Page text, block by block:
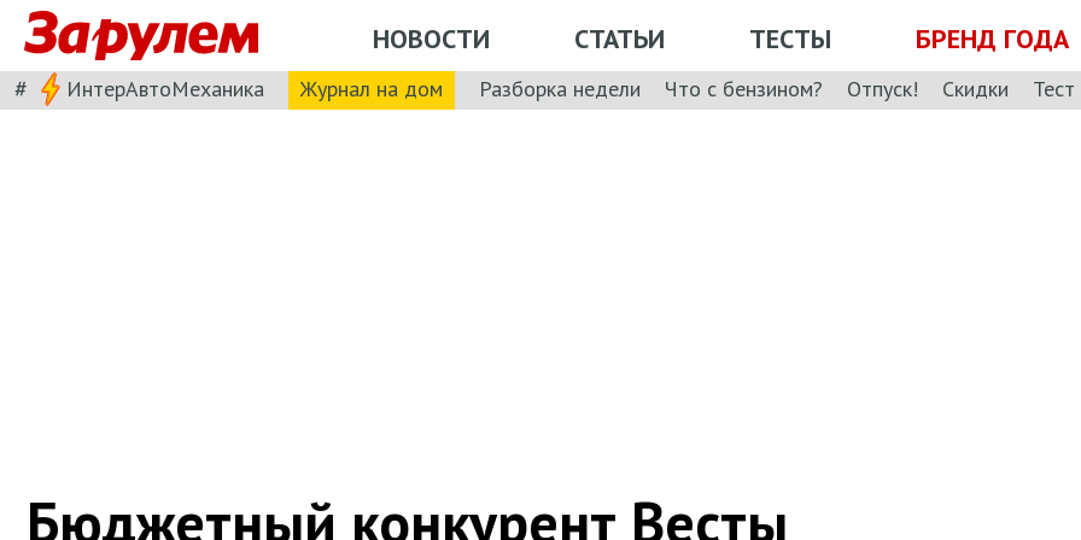
НОВОСТИ СТАТЬИ ТЕСТЫ БРЕНД ГОДА
# ИнтерАвтоМеханика Журнал на дом Разборка недели Что с бензином? Отпуск! Скидки
Бюджетный конкурент Весты